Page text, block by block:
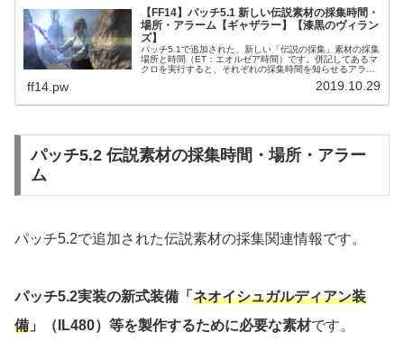
【FF14】パッチ5.1 新しい伝説素材の採集時間・
場所・アラーム【ギャザラー】【漆黒のヴィラン
ズ】
パッチ5.1で追加された、新しい「伝説の採集」素材の採集
場所と時間（ET：エオルゼア時間）です。併記してあるマ
クロを実行すると、それぞれの採集時間を知らせるアラー
ff14.pw 2019.10.29
パッチ5.2 伝説素材の採集時間・場所・アラー
ム
パッチ5.2で追加された伝説素材の採集関連情報です。
パッチ5.2実装の新式装備「 ネオイシュガルディアン装
備 」（IL480）等を製作するために必要な素材です。